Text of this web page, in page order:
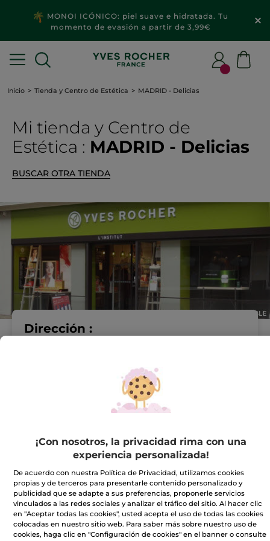
MONOI ICÓNICO: piel suave e hidratada. Tu
momento de evasión a partir de 3,99€
Inicio Tienda y Centro de Estética MADRID - Delicias
Mi tienda y Centro de
Estética : MADRID - Delicias
BUSCAR OTRA TIENDA
Dirección :
IR A LA TIENDA
915395761
Horario comercial
Lunes
10:00 - 14:00
17:00 - 20:30
¡Con nosotros, la privacidad rima con una
experiencia personalizada!
De acuerdo con nuestra Política de Privacidad, utilizamos cookies
propias y de terceros para presentarle contenido personalizado y
publicidad que se adapte a sus preferencias, proponerle servicios
vinculados a las redes sociales y analizar el tráfico del sitio. Al hacer clic
en "Aceptar todas las cookies", usted acepta el uso de todas las cookies
colocadas en nuestro sitio web. Para saber más sobre nuestro uso de
cookies, haga clic en "Configuración de cookies" en el banner o consulte